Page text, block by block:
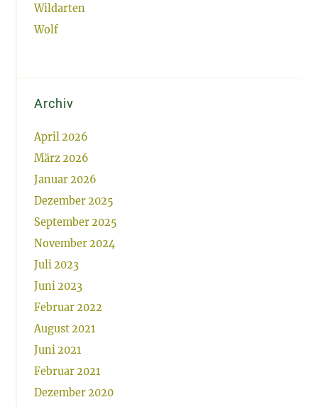
Wildarten
Wolf
Archiv
April 2026
März 2026
Januar 2026
Dezember 2025
September 2025
November 2024
Juli 2023
Juni 2023
Februar 2022
August 2021
Juni 2021
Februar 2021
Dezember 2020